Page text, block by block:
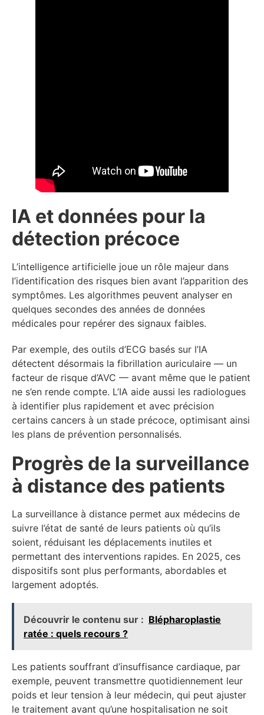
IA et données pour la
détection précoce
L’intelligence artificielle joue un rôle majeur dans
l’identification des risques bien avant l’apparition des
symptômes. Les algorithmes peuvent analyser en
quelques secondes des années de données
médicales pour repérer des signaux faibles.
Par exemple, des outils d’ECG basés sur l’IA
détectent désormais la fibrillation auriculaire — un
facteur de risque d’AVC — avant même que le patient
ne s’en rende compte. L’IA aide aussi les radiologues
à identifier plus rapidement et avec précision
certains cancers à un stade précoce, optimisant ainsi
les plans de prévention personnalisés.
Progrès de la surveillance
à distance des patients
La surveillance à distance permet aux médecins de
suivre l’état de santé de leurs patients où qu’ils
soient, réduisant les déplacements inutiles et
permettant des interventions rapides. En 2025, ces
dispositifs sont plus performants, abordables et
largement adoptés.
Découvrir le contenu sur : Blépharoplastie
ratée : quels recours ?
Les patients souffrant d’insuffisance cardiaque, par
exemple, peuvent transmettre quotidiennement leur
poids et leur tension à leur médecin, qui peut ajuster
le traitement avant qu’une hospitalisation ne soit